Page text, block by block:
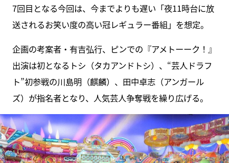
7回目となる今回は、今までよりも遅い「夜11時台に放
送されるお笑い度の高い冠レギュラー番組」を想定。
企画の考案者・有吉弘行、ピンでの『アメトーーク！』
出演は初となるトシ（タカアンドトシ）、“芸人ドラフ
ト”初参戦の川島明（麒麟）、田中卓志（アンガール
ズ）が指名者となり、人気芸人争奪戦を繰り広げる。